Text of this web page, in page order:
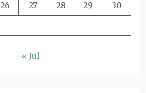
26 27 28 29 30
« Jul